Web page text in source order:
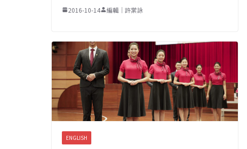
2016-10-14 編輯｜許棠詠
ENGLISH